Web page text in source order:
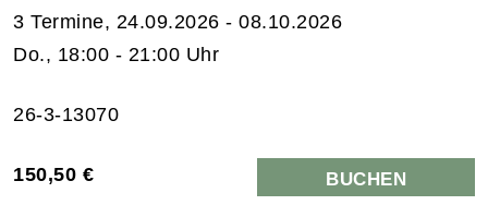
3 Termine, 24.09.2026 - 08.10.2026
Do., 18:00 - 21:00 Uhr
26-3-13070
150,50 € BUCHEN